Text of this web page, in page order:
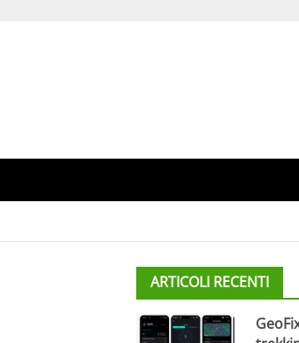
ARTICOLI RECENTI